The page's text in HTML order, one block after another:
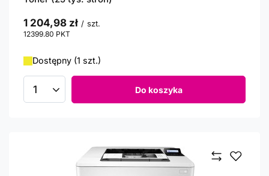
1 204,98 zł / szt.
12399.80 PKT
Dostępny (1 szt.)
Ilość produktów Do koszyka